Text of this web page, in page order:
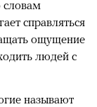
справляться
ощущение
людей с
называют